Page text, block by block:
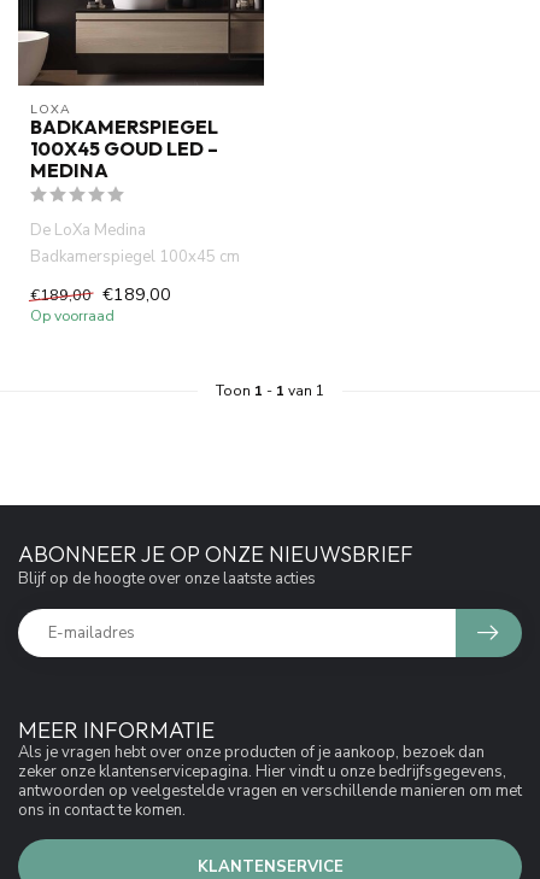
LOXA
BADKAMERSPIEGEL
100X45 GOUD LED –
MEDINA
De LoXa Medina
Badkamerspiegel 100x45 cm
combineert een slank ontwerp
met slimme...
€189,00 €189,00
Op voorraad
Toon 1 - 1 van 1
MEER INFORMATIE
Als je vragen hebt over onze producten of je aankoop, bezoek dan
zeker onze klantenservicepagina. Hier vindt u onze bedrijfsgegevens,
antwoorden op veelgestelde vragen en verschillende manieren om met
ons in contact te komen.
KLANTENSERVICE
ABONNEER JE OP ONZE NIEUWSBRIEF
Blijf op de hoogte over onze laatste acties